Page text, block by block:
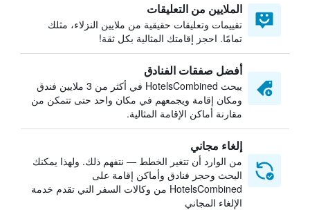
الملايين من التعليقات
تقييمات وتعليقات حقيقية من ملايين النزلاء، مثلك
تمامًا. احجز إقامتك المثالية بكل ثقة!
أفضل صفقات الفنادق
يبحث HotelsCombined في أكثر من 3 ملايين فندق
ومكان إقامة ويجمعهم في مكان واحد حتى تتمكن من
مقارنة أماكن الإقامة المثالية.
إلغاء مجاني
من الوارد أن تتغير الخطط — نتفهم ذلك. ولهذا يمكنك
البحث وحجز فنادق وأماكن إقامة على
HotelsCombined من وكالات السفر التي تقدم خدمة
الإلغاء المجاني